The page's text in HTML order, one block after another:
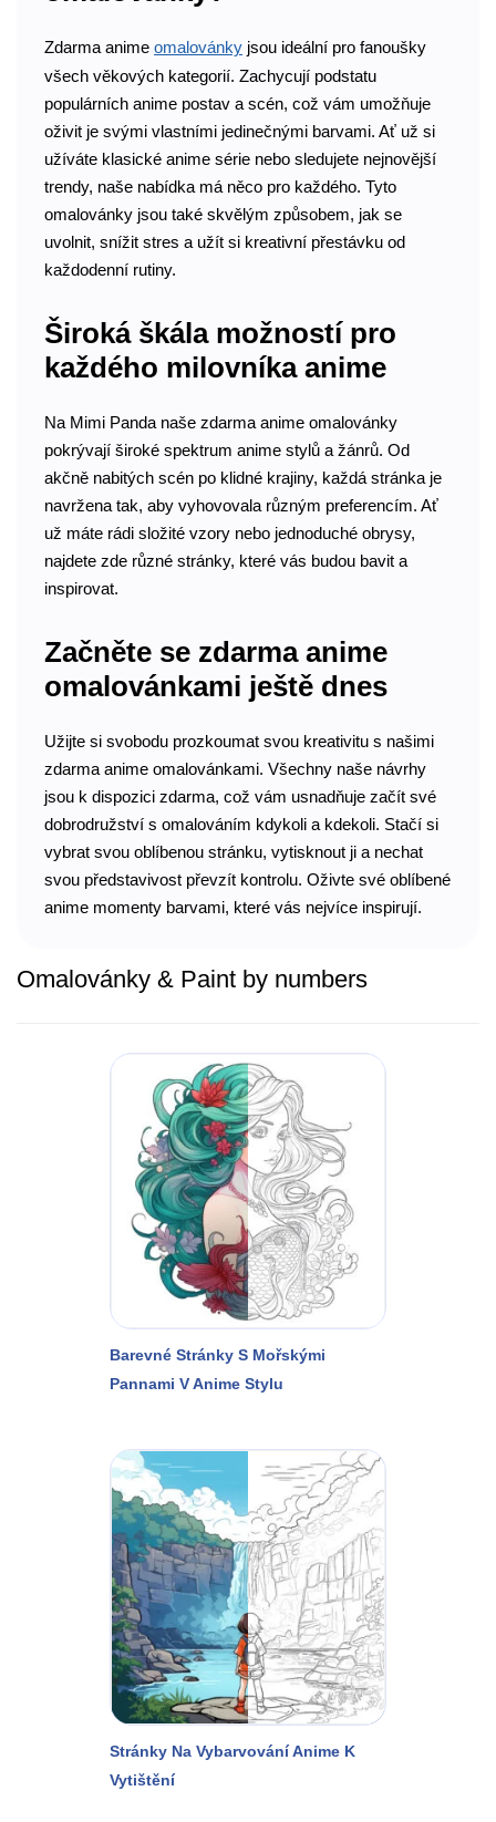
Zdarma anime omalovánky jsou ideální pro fanoušky
všech věkových kategorií. Zachycují podstatu
populárních anime postav a scén, což vám umožňuje
oživit je svými vlastními jedinečnými barvami. Ať už si
užíváte klasické anime série nebo sledujete nejnovější
trendy, naše nabídka má něco pro každého. Tyto
omalovánky jsou také skvělým způsobem, jak se
uvolnit, snížit stres a užít si kreativní přestávku od
každodenní rutiny.
Široká škála možností pro
každého milovníka anime
Na Mimi Panda naše zdarma anime omalovánky
pokrývají široké spektrum anime stylů a žánrů. Od
akčně nabitých scén po klidné krajiny, každá stránka je
navržena tak, aby vyhovovala různým preferencím. Ať
už máte rádi složité vzory nebo jednoduché obrysy,
najdete zde různé stránky, které vás budou bavit a
inspirovat.
Začněte se zdarma anime
omalovánkami ještě dnes
Užijte si svobodu prozkoumat svou kreativitu s našimi
zdarma anime omalovánkami. Všechny naše návrhy
jsou k dispozici zdarma, což vám usnadňuje začít své
dobrodružství s omalováním kdykoli a kdekoli. Stačí si
vybrat svou oblíbenou stránku, vytisknout ji a nechat
svou představivost převzít kontrolu. Oživte své oblíbené
anime momenty barvami, které vás nejvíce inspirují.
Omalovánky & Paint by numbers
Barevné Stránky S Mořskými
Pannami V Anime Stylu
Stránky Na Vybarvování Anime K
Vytištění